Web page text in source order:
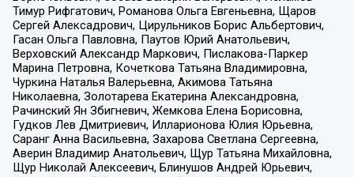
Тимур Рифгатович, Романова Ольга Евгеньевна, Щаров
Сергей Алексадрович, Цирульников Борис Альбертович,
Гасан Ольга Павловна, Паутов Юрий Анатольевич,
Верховский Александр Маркович, Пислакова-Паркер
Марина Петровна, Кочеткова Татьяна Владимировна,
Чуркина Наталья Валерьевна, Акимова Татьяна
Николаевна, Золотарева Екатерина Александровна,
Рачинский Ян Збигневич, Жемкова Елена Борисовна,
Гудков Лев Дмитриевич, Илларионова Юлия Юрьевна,
Саранг Анна Васильевна, Захарова Светлана Сергеевна,
Аверин Владимир Анатольевич, Щур Татьяна Михайловна,
Щур Николай Алексеевич, Блинушов Андрей Юрьевич,